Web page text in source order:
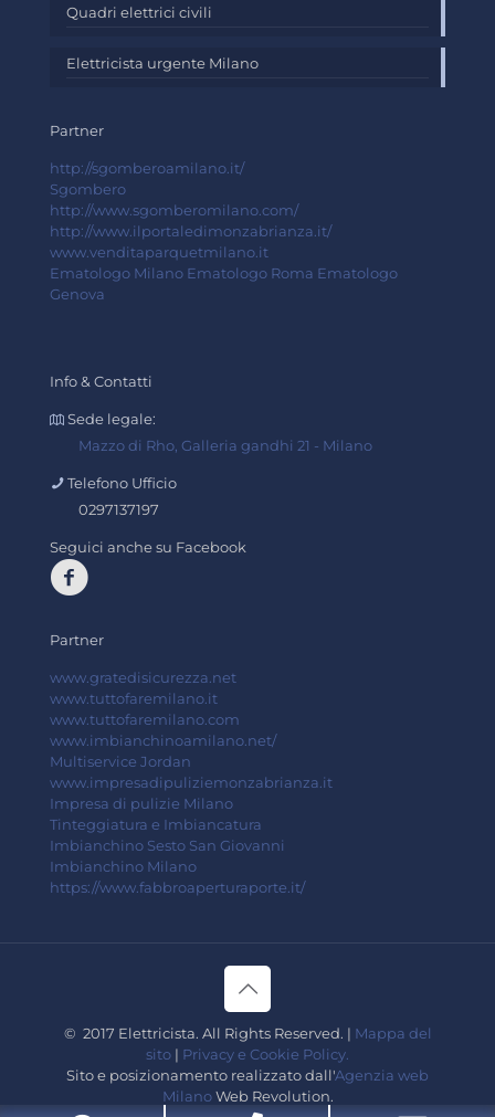
Quadri elettrici civili
Elettricista urgente Milano
Partner
http://sgomberoamilano.it/
Sgombero
http://www.sgomberomilano.com/
http://www.ilportaledimonzabrianza.it/
www.venditaparquetmilano.it
Ematologo Milano Ematologo Roma Ematologo
Genova
Info & Contatti
Sede legale:
Mazzo di Rho, Galleria gandhi 21 - Milano
Telefono Ufficio
0297137197
Seguici anche su Facebook
Partner
www.gratedisicurezza.net
www.tuttofaremilano.it
www.tuttofaremilano.com
www.imbianchinoamilano.net/
Multiservice Jordan
www.impresadipuliziemonzabrianza.it
Impresa di pulizie Milano
Tinteggiatura e Imbiancatura
Imbianchino Sesto San Giovanni
Imbianchino Milano
https://www.fabbroaperturaporte.it/
© 2017 Elettricista. All Rights Reserved. | Mappa del
sito | Privacy e Cookie Policy.
Sito e posizionamento realizzato dall'Agenzia web
MilanoWeb Revolution.